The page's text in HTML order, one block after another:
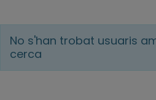
No s'han trobat usuaris
cerca